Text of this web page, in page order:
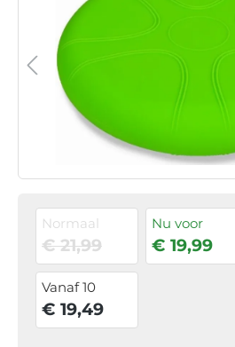
Normaal
€ 21,99
Nu voor
€ 19,99
Vanaf 10
€ 19,49